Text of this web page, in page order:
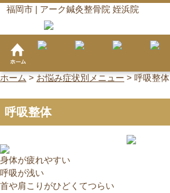
福岡市 | アーク鍼灸整骨院 姪浜院
ホーム > お悩み症状別メニュー > 呼吸整体
呼吸整体
身体が疲れやすい
呼吸が浅い
首や肩こりがひどくてつらい